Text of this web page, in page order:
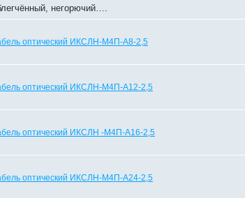
негорючий….
оптический ИКСЛН-М4П-А8-2,5
оптический ИКСЛН-М4П-А12-2,5
оптический ИКСЛН -М4П-А16-2,5
оптический ИКСЛН-М4П-А24-2,5